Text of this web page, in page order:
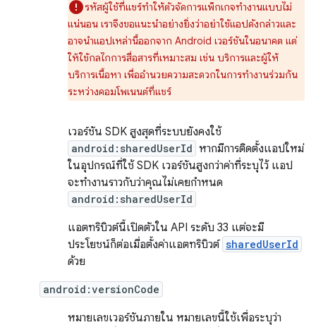
รหัสผู้ใช้ที่แชร์ทําให้ตัวจัดการแพ็กเกจทํางานแบบไม่
แน่นอน เราจึงขอแนะนำอย่างยิ่งว่าอย่าใช้แอปดังกล่าวและ
อาจนำแอปเหล่านี้ออกจาก Android เวอร์ชันในอนาคต แต่
ให้ใช้กลไกการสื่อสารที่เหมาะสม เช่น บริการและผู้ให้
บริการเนื้อหา เพื่ออำนวยความสะดวกในการทำงานร่วมกัน
ระหว่างคอมโพเนนต์ที่แชร์
เวอร์ชัน SDK สูงสุดที่ระบบยังคงใช้
android:sharedUserId หากมีการติดตั้งแอปใหม่
ในอุปกรณ์ที่ใช้ SDK เวอร์ชันสูงกว่าค่าที่ระบุไว้ แอป
จะทํางานราวกับว่าคุณไม่เคยกําหนด
android:sharedUserId
แอตทริบิวต์นี้เปิดตัวใน API ระดับ 33 แต่จะมี
ประโยชน์ก็ต่อเมื่อตั้งค่าแอตทริบิวต์ sharedUserId
ด้วย
android:versionCode
หมายเลขเวอร์ชันภายใน หมายเลขนี้ใช้เพื่อระบุว่า